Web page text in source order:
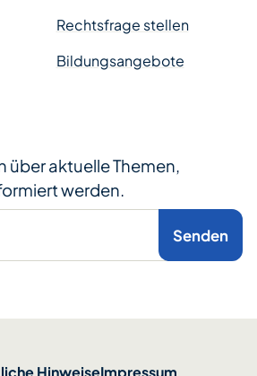
Rechtsfrage stellen
Bildungsangebote
über aktuelle Themen,
werden.
Senden
HinweiseImpressum